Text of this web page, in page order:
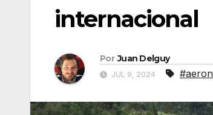
internacional
Por Juan Delguy
JUL 9, 2024